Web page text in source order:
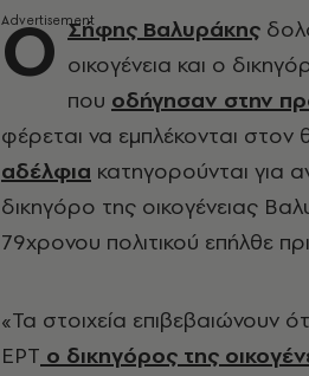
Ο Σήφης Βαλυράκης
οικογένεια και ο
που οδήγησαν στην
φέρεται να εμπλέκονται
αδέλφια κατηγορούνται για
δικηγόρο της οικογένειας
79χρονου πολιτικού επήλθε
«Τα στοιχεία επιβεβαιώνουν
ΕΡΤ ο δικηγόρος της